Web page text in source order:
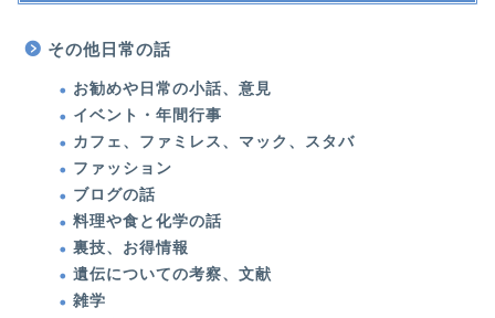
その他日常の話
お勧めや日常の小話、意見
イベント・年間行事
カフェ、ファミレス、マック、スタバ
ファッション
ブログの話
料理や食と化学の話
裏技、お得情報
遺伝についての考察、文献
雑学